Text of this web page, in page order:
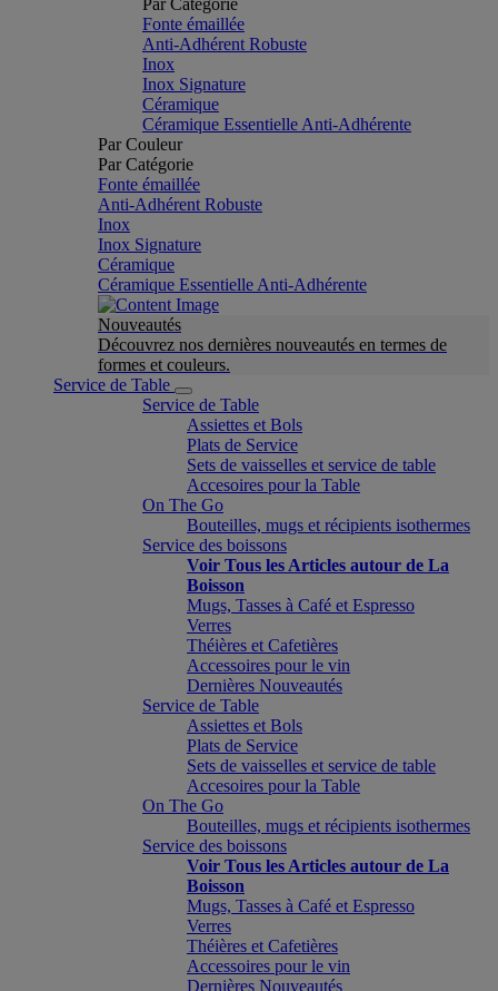
Par Catégorie
Fonte émaillée
Anti-Adhérent Robuste
Inox
Inox Signature
Céramique
Céramique Essentielle Anti-Adhérente
Par Couleur
Par Catégorie
Fonte émaillée
Anti-Adhérent Robuste
Inox
Inox Signature
Céramique
Céramique Essentielle Anti-Adhérente
Nouveautés
Découvrez nos dernières nouveautés en termes de
formes et couleurs.
Service de Table
Service de Table
Assiettes et Bols
Plats de Service
Sets de vaisselles et service de table
Accesoires pour la Table
On The Go
Bouteilles, mugs et récipients isothermes
Service des boissons
Voir Tous les Articles autour de La
Boisson
Mugs, Tasses à Café et Espresso
Verres
Théières et Cafetières
Accessoires pour le vin
Dernières Nouveautés
Service de Table
Assiettes et Bols
Plats de Service
Sets de vaisselles et service de table
Accesoires pour la Table
On The Go
Bouteilles, mugs et récipients isothermes
Service des boissons
Voir Tous les Articles autour de La
Boisson
Mugs, Tasses à Café et Espresso
Verres
Théières et Cafetières
Accessoires pour le vin
Dernières Nouveautés